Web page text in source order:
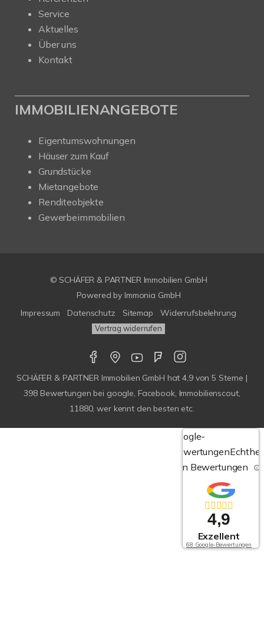
Service
Aktuelles
Über uns
Kontakt
IMMOBILIENANGEBOTE
Eigentumswohnungen
Häuser zum Kauf
Grundstücke
Mietangebote
Renditeobjekte
Gewerbeimmobilien
© SCHÄFER & PARTNER Immobilien GmbH
Powered by Immonia GmbH
Impressum
Datenschutz Sitemap Widerrufsbelehrung
Vertrag widerrufen
SCHÄFER & PARTNER Immobilien GmbH hat4,9von5 Sterne |
398 Bewertungen bei google, Facebook, Immobilienscout,
11880, wer kennt den besten etc.
Google-
Bewertungen
von Bewertungen
4,9
Exzellent
68 Google-Bewertungen